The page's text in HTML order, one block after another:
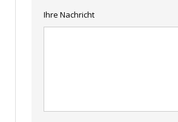
Ihre Nachricht